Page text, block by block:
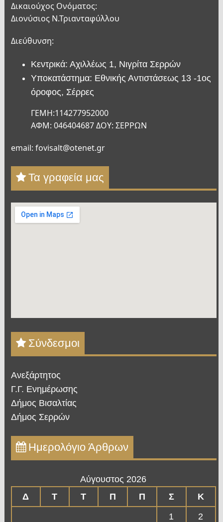
Δικαιούχος Ονόματος:
Διονύσιος Ν.Τριανταφύλλου
Διεύθυνση:
Κεντρικά: Αχιλλέως 1, Νιγρίτα Σερρών
Υποκατάστημα: Εθνικής Αντιστάσεως 13 -1ος
όροφος, Σέρρες
ΓΕΜΗ:114277952000
ΑΦΜ: 046404687 ΔΟΥ: ΣΕΡΡΩΝ
email: fovisalt@otenet.gr
Τα γραφεία μας
Σύνδεσμοι
Ανεξάρτητος
Γ.Γ. Ενημέρωσης
Δήμος Βισαλτίας
Δήμος Σερρών
Ημερολόγιο Άρθρων
Αύγουστος 2026
Δ
Τ Τ Π Π Σ
Κ
1
2